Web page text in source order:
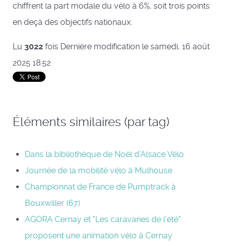
chiffrent la part modale du vélo à 6%, soit trois points
en deçà des objectifs nationaux.
Lu 3022 fois Dernière modification le samedi, 16 août
2025 18:52
Éléments similaires (par tag)
Dans la bibliothèque de Noël d'Alsace Vélo
Journée de la mobilité vélo à Mulhouse
Championnat de France de Pumptrack à
Bouxwiller (67)
AGORA Cernay et "Les caravanes de l'été"
proposent une animation vélo à Cernay